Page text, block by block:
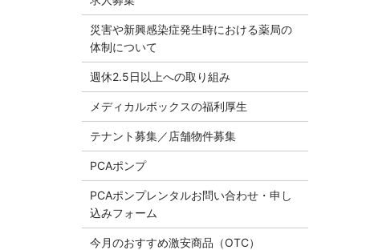
災害や新興感染症発生時における薬局の
体制について
週休2.5日以上への取り組み
メディカルボックスの福利厚生
テナント募集／店舗物件募集
PCAポンプ
PCAポンプレンタルお問い合わせ・申し
込みフォーム
今月のおすすめ激安商品（OTC）